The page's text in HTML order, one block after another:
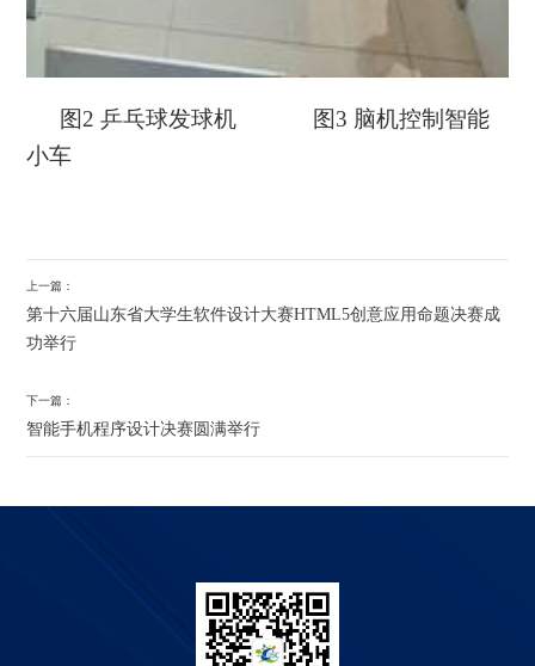
图2乒乓球发球机 图3 脑机控制智能
小车
上一篇：
第十六届山东省大学生软件设计大赛HTML5创意应用命题决赛成
功举行
下一篇：
智能手机程序设计决赛圆满举行